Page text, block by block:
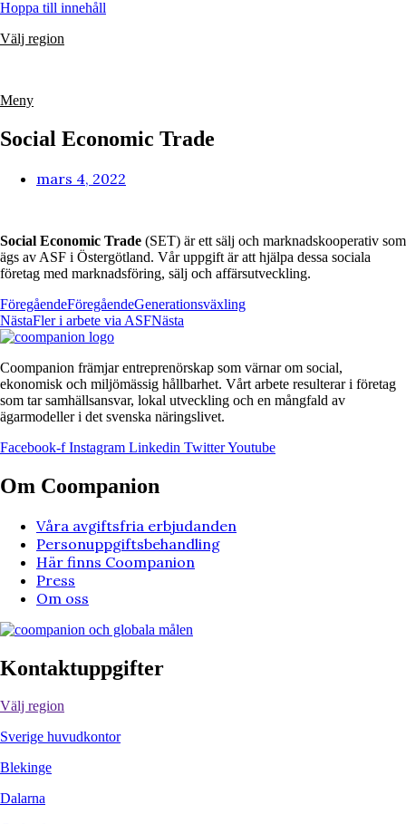
Hoppa till innehåll
Välj region
Meny
Social Economic Trade
mars 4, 2022
Social Economic Trade (SET) är ett sälj och marknadskooperativ som
ägs av ASF i Östergötland. Vår uppgift är att hjälpa dessa sociala
företag med marknadsföring, sälj och affärsutveckling.
FöregåendeFöregåendeGenerationsväxling
NästaFler i arbete via ASFNästa
Coompanion främjar entreprenörskap som värnar om social,
ekonomisk och miljömässig hållbarhet. Vårt arbete resulterar i företag
som tar samhällsansvar, lokal utveckling och en mångfald av
ägarmodeller i det svenska näringslivet.
Facebook-f Instagram Linkedin TwitterYoutube
Om Coompanion
Våra avgiftsfria erbjudanden
Personuppgiftsbehandling
Här finns Coompanion
Press
Om oss
Kontaktuppgifter
Välj region
Sverige huvudkontor
Blekinge
Dalarna